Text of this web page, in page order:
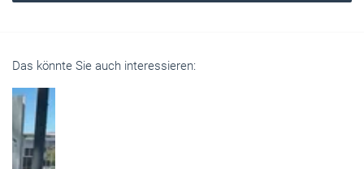
Das könnte Sie auch interessieren: